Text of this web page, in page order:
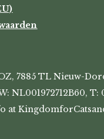
7885 TL Nieuw-
NL001972712B60, T:
at